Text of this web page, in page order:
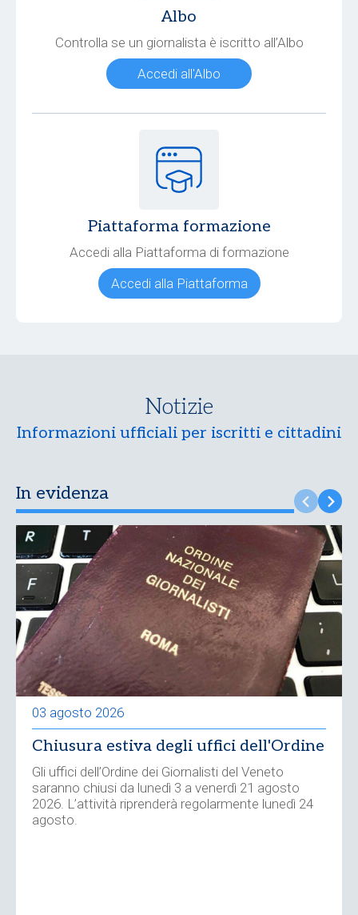
Albo
Controlla se un giornalista è iscritto all’Albo
Accedi all'Albo
Piattaforma formazione
Accedi alla Piattaforma di formazione
Accedi alla Piattaforma
Notizie
Informazioni ufficiali per iscritti e cittadini
In evidenza
03 agosto 2026
Chiusura estiva degli uffici dell'Ordine
Gli uffici dell’Ordine dei Giornalisti del Veneto
saranno chiusi da lunedì 3 a venerdì 21 agosto
2026. L’attività riprenderà regolarmente lunedì 24
agosto.